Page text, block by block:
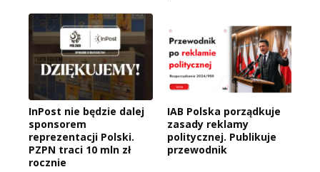
InPost nie będzie dalej
sponsorem
reprezentacji Polski.
PZPN traci 10 mln zł
rocznie
IAB Polska porządkuje
zasady reklamy
politycznej. Publikuje
przewodnik